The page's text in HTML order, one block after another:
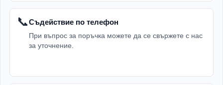
📞Съдействие по телефон
При въпрос за поръчка можете да се свържете с нас
за уточнение.